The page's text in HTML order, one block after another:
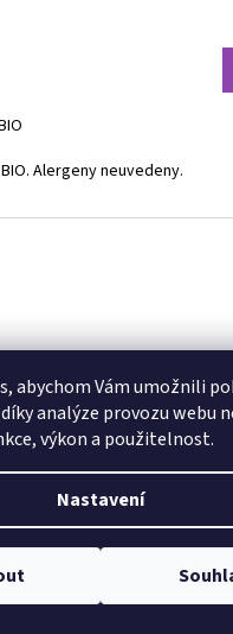
abychom Vám umožnili
analýze provozu webu
výkon a použitelnost.
Nastavení
Alergeny neuvedeny.
půvabná Jasmín, rozjede
druh zeleného čaje ovoněný